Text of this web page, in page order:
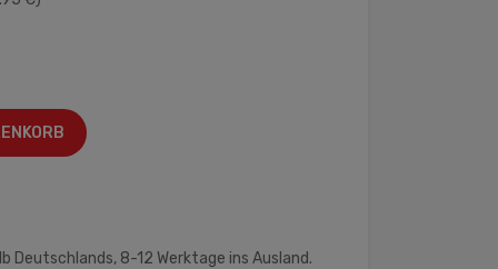
Deutschlands, 8-12 Werktage ins Ausland.